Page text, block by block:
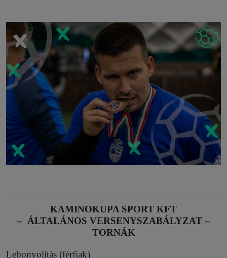
KAMINOKUPA SPORT KFT
– ÁLTALÁNOS VERSENYSZABÁLYZAT –
TORNÁK
Lebonyolítás (férfiak)